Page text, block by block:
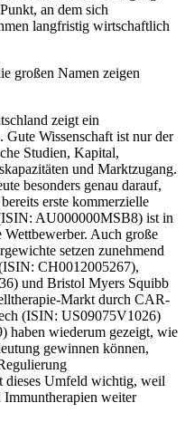
an dem sich
langfristig wirtschaftlich
großen Namen zeigen
zeigt ein
Gute Wissenschaft ist nur der
Studien, Kapital,
und Marktzugang.
besonders genau darauf,
erste kommerzielle
AU000000MSB8) ist in
Auch große
setzen zunehmend
CH0012005267),
und Bristol Myers Squibb
Markt durch CAR-
(ISIN: US09075V1026)
haben wiederum gezeigt, wie
gewinnen können,
dieses Umfeld wichtig, weil
weiter